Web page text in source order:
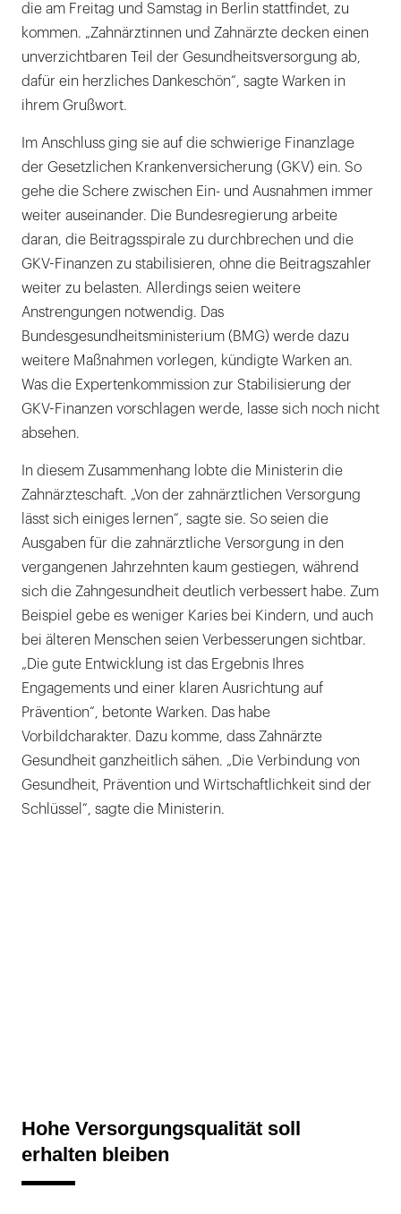
die am Freitag und Samstag in Berlin stattfindet, zu
kommen. „Zahnärztinnen und Zahnärzte decken einen
unverzichtbaren Teil der Gesundheitsversorgung ab,
dafür ein herzliches Dankeschön“, sagte Warken in
ihrem Grußwort.
Im Anschluss ging sie auf die schwierige Finanzlage
der Gesetzlichen Krankenversicherung (GKV) ein. So
gehe die Schere zwischen Ein- und Ausnahmen immer
weiter auseinander. Die Bundesregierung arbeite
daran, die Beitragsspirale zu durchbrechen und die
GKV-Finanzen zu stabilisieren, ohne die Beitragszahler
weiter zu belasten. Allerdings seien weitere
Anstrengungen notwendig. Das
Bundesgesundheitsministerium (BMG) werde dazu
weitere Maßnahmen vorlegen, kündigte Warken an.
Was die Expertenkommission zur Stabilisierung der
GKV-Finanzen vorschlagen werde, lasse sich noch nicht
absehen.
In diesem Zusammenhang lobte die Ministerin die
Zahnärzteschaft. „Von der zahnärztlichen Versorgung
lässt sich einiges lernen“, sagte sie. So seien die
Ausgaben für die zahnärztliche Versorgung in den
vergangenen Jahrzehnten kaum gestiegen, während
sich die Zahngesundheit deutlich verbessert habe. Zum
Beispiel gebe es weniger Karies bei Kindern, und auch
bei älteren Menschen seien Verbesserungen sichtbar.
„Die gute Entwicklung ist das Ergebnis Ihres
Engagements und einer klaren Ausrichtung auf
Prävention“, betonte Warken. Das habe
Vorbildcharakter. Dazu komme, dass Zahnärzte
Gesundheit ganzheitlich sähen. „Die Verbindung von
Gesundheit, Prävention und Wirtschaftlichkeit sind der
Schlüssel“, sagte die Ministerin.
Hohe Versorgungsqualität soll
erhalten bleiben